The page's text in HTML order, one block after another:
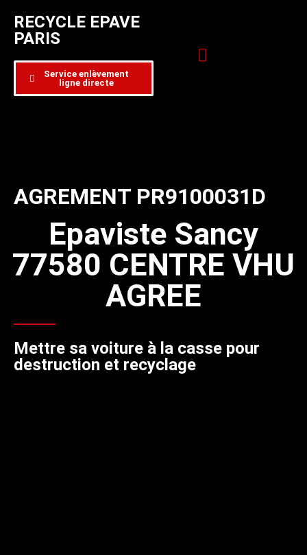
RECYCLE EPAVE
PARIS
Service enlèvement
ligne directe
AGREMENT PR9100031D
Epaviste Sancy
77580 CENTRE VHU
AGREE
Mettre sa voiture à la casse pour
destruction et recyclage